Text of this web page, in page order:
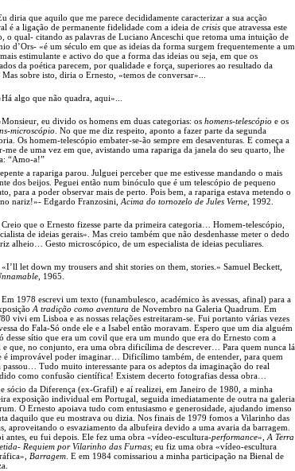
diria que aquilo que me parece decididamente caracterizar a sua acção
é a ligação de permanente fidelidade com a ideia de crisis que atravessa este
o qual- citando as palavras de Luciano Anceschi que retoma uma intuição de
d’Ors- «é um século em que as ideias da forma surgem frequentemente a um
estimulante e activo do que a forma das ideias ou seja, em que os
da poética parecem, por qualidade e força, superiores ao resultado da
Mas sobre isto, diria o Ernesto, «temos de conversar»...
algo que não quadra, aqui»...
eu divido os homens em duas categorias: os homens-telescópio e os
microscópio . No que me diz respeito, aponto a fazer parte da segunda
Os homem-telescópio embater-se-ão sempre em desaventuras. E começa a
me de uma vez em que, avistando uma rapariga da janela do seu quarto, lhe
“Amo-a!”
a rapariga parou. Julguei perceber que me estivesse mandando o mais
dos beijos. Peguei então num binóculo que é um telescópio de pequeno
para a poder observar mais de perto. Pois bem, a rapariga estava metendo o
nariz!»- Edgardo Franzosini, Acima do tornozelo de Jules Verne , 1992.
que o Ernesto fizesse parte da primeira categoria… Homem-telescópio,
de ideias gerais». Mas creio também que não desdenhasse meter o dedo
alheio… Gesto microscópico, de um especialista de ideias peculiares.
let down my trousers and shit stories on them, stories.» Samuel Beckett,
, 1965.
1978 escrevi um texto (funambulesco, académico às avessas, afinal) para a
A tradição como aventura de Novembro na Galeria Quadrum. Em
vivi em Lisboa e as nossas relações estreitaram-se. Fui portanto várias vezes
do Fala-Só onde ele e a Isabel então moravam. Espero que um dia alguém
desse sítio que era um covil que era um mundo que era do Ernesto com a
e que, no conjunto, era uma obra dificílima de descrever… Para quem nunca lá
é improvável poder imaginar… Dificílimo também, de entender, para quem
passou… Tudo muito interessante para os adeptos da imaginação do real
como confusão científica! Existem decerto fotografias dessa obra…
sócio da Diferença (ex-Grafil) e aí realizei, em Janeiro de 1980, a minha
exposição individual em Portugal, seguida imediatamente de outra na galeria
O Ernesto apoiava tudo com entusiasmo e generosidade, ajudando imenso
daquilo que eu mostrava ou dizia. Nos finais de 1979 fomos a Vilarinho das
aproveitando o esvaziamento da albufeira devido a uma avaria da barragem.
antes, eu fui depois. Ele fez uma obra «vídeo-escultura-performance», A Terra
Requiem por Vilarinho das Furnas; eu fiz uma obra «vídeo-escultura
Barragem . E em 1984 comissariou a minha participação na Bienal de